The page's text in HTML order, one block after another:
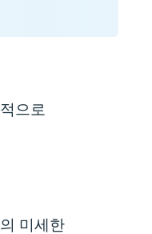
으로
미세한